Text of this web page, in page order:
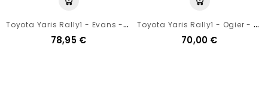
T
Oyota Yaris Rally1 - Evans - Monte Carlo 2024 - Ixo 1/18
78,95 €
T
Oyota Yaris Rally1 - Ogier - Croatia Rally 2024 - Ixo 1/18
70,00 €